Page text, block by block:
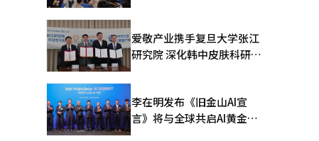
爱敬产业携手复旦大学张江
研究院 深化韩中皮肤科研合
李在明发布《旧金山AI宣
言》将与全球共启AI黄金时